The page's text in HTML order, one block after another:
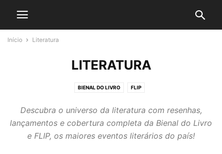
Início Literatura
LITERATURA
BIENAL DO LIVRO FLIP
Descubra o universo da literatura com resenhas,
lançamentos e cobertura completa da Bienal do Livro
e FLIP, os maiores eventos literários do país!